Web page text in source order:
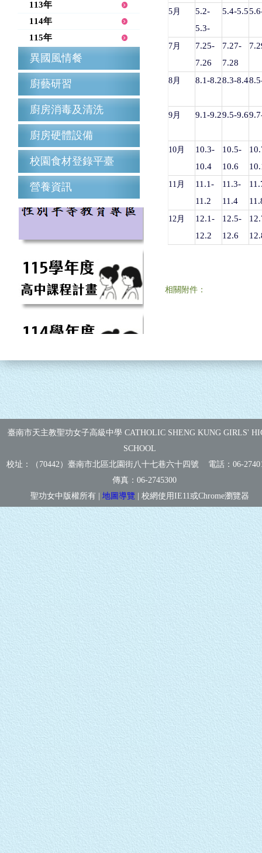
113年
114年
115年
異國風情餐
廚藝研習
廚房消毒及清洗
廚房硬體設備
校園食材登錄平臺
營養資訊
5月
5.2-
5.3-
5.4-5.5
7月
7.25-
7.26
7.27-
7.28
8月 8.1-8.28.3-8.4
9月 9.1-9.29.5-9.6
10月
10.3-
10.4
10.5-
10.6
11月
11.1-
11.2
11.3-
11.4
12月
12.1-
12.2
12.5-
12.6
相關附件：
臺南市天主教聖功女子高級中學 CATHOLIC SHENG KUNG GIRLS'
SCHOOL
校址：（70442）臺南市北區北園街八十七巷六十四號 電話：06-
傳真： 06-2745300
聖功女中版權所有 | 地圖導覽 | 校網使用IE11或Chrome瀏覽器